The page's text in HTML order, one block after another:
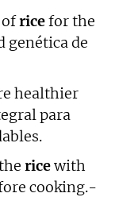
ofricefor the
genética de
healthier
para
ricewith
cooking.-